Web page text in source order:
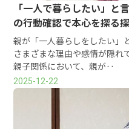
「一人で暮らしたい」と
の行動確認で本心を探る
親が「一人暮らしをしたい」
さまざまな理由や感情が隠れ
親子関係において、親が‥
2025-12-22